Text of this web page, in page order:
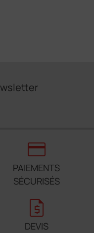
credit_card
PAIEMENTS
SÉCURISÉS
request_quote
DEVIS